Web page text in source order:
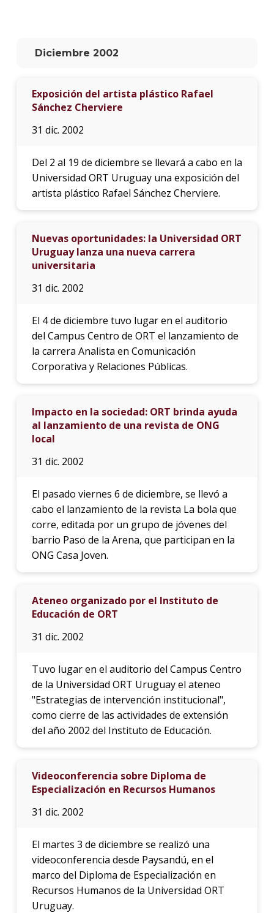
Diciembre 2002
Exposición del artista plástico Rafael
Sánchez Cherviere
31 dic. 2002
Del 2 al 19 de diciembre se llevará a cabo en la
Universidad ORT Uruguay una exposición del
artista plástico Rafael Sánchez Cherviere.
Nuevas oportunidades: la Universidad ORT
Uruguay lanza una nueva carrera
universitaria
31 dic. 2002
El 4 de diciembre tuvo lugar en el auditorio
del Campus Centro de ORT el lanzamiento de
la carrera Analista en Comunicación
Corporativa y Relaciones Públicas.
Impacto en la sociedad: ORT brinda ayuda
al lanzamiento de una revista de ONG
local
31 dic. 2002
El pasado viernes 6 de diciembre, se llevó a
cabo el lanzamiento de la revista La bola que
corre, editada por un grupo de jóvenes del
barrio Paso de la Arena, que participan en la
ONG Casa Joven.
Ateneo organizado por el Instituto de
Educación de ORT
31 dic. 2002
Tuvo lugar en el auditorio del Campus Centro
de la Universidad ORT Uruguay el ateneo
"Estrategias de intervención institucional",
como cierre de las actividades de extensión
del año 2002 del Instituto de Educación.
Videoconferencia sobre Diploma de
Especialización en Recursos Humanos
31 dic. 2002
El martes 3 de diciembre se realizó una
videoconferencia desde Paysandú, en el
marco del Diploma de Especialización en
Recursos Humanos de la Universidad ORT
Uruguay.